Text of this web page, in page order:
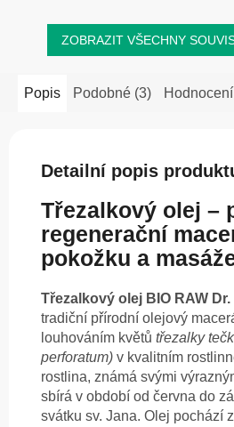
ZOBRAZIT VŠECHNY
Popis Podobné (3) Hodnocení
Detailní popis
Třezalkový olej –
regenerační
pokožku a
Třezalkový olej BIO RAW Dr.
tradiční přírodní olejový
louhováním květů třezalky
perforatum) v kvalitním
rostlina, známá svými
sbírá v období od června do
svátku sv. Jana. Olej pochází z